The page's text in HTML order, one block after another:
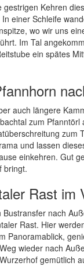
Kehren
einer Schleife
wo wir uns
Im Tal
ein spätes
auch längere
zum
und lassen
einkehren. Gut
bringt.
Rast im
nach
Rast. Hier
Panoramablick,
wieder nach
gemütlich